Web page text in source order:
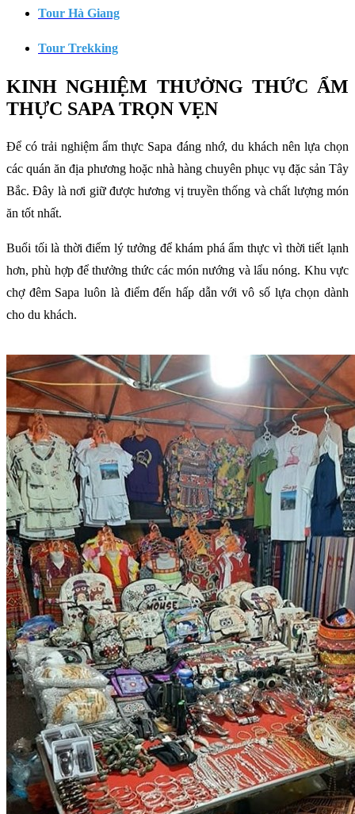
Tour Hà Giang
Tour Trekking
KINH NGHIỆM THƯỞNG THỨC ẨM
THỰC SAPA TRỌN VẸN
Để có trải nghiệm ẩm thực Sapa đáng nhớ, du khách nên lựa chọn
các quán ăn địa phương hoặc nhà hàng chuyên phục vụ đặc sản Tây
Bắc. Đây là nơi giữ được hương vị truyền thống và chất lượng món
ăn tốt nhất.
Buổi tối là thời điểm lý tưởng để khám phá ẩm thực vì thời tiết lạnh
hơn, phù hợp để thưởng thức các món nướng và lẩu nóng. Khu vực
chợ đêm Sapa luôn là điểm đến hấp dẫn với vô số lựa chọn dành
cho du khách.